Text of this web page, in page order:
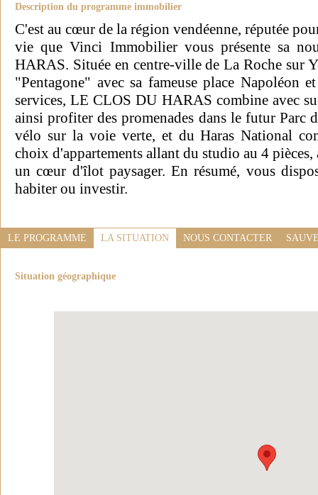
Description du programme immobilier
C'est au cœur de la région vendéenne, réputée
vie que Vinci Immobilier vous présente sa
HARAS. Située en centre-ville de La Roche sur
"Pentagone" avec sa fameuse place Napoléon
services, LE CLOS DU HARAS combine avec
ainsi profiter des promenades dans le futur Parc
vélo sur la voie verte, et du Haras National
choix d'appartements allant du studio au 4
un cœur d'îlot paysager. En résumé, vous
habiter ou investir.
LE PROGRAMME LA SITUATION NOUS CONTACTER
Situation géographique